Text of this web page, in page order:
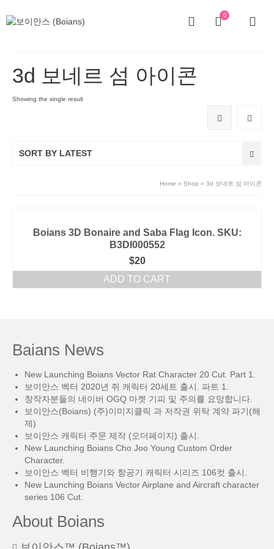
0
3d 보네르 섬 아이콘
Showing the single result
SORT BY LATEST
Home » Shop » 3d 보네르 섬 아이콘
Boians 3D Bonaire and Saba Flag Icon. SKU:
B3DI000552
$20
ADD TO CART
Baians News
New Launching Boians Vector Rat Character 20 Cut. Part 1.
보이안스 벡터 2020년 쥐 캐릭터 20세트 출시. 파트 1.
창작자분들의 네이버 OGQ 마켓 기피 및 주의를 요망합니다.
보이안스(Boians) (주)이미지클릭 과 저작권 위탁 계약 파기(해
제)
보이안스 캐릭터 주문 제작 (오더페이지) 출시.
New Launching Boians Cho Joo Young Custom Order
Character.
보이안스 벡터 비행기와 항공기 캐릭터 시리즈 106컷 출시.
New Launching Boians Vector Airplane and Aircraft character
series 106 Cut.
About Boians